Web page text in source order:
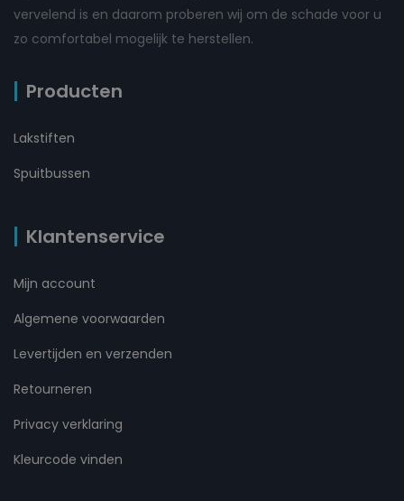
vervelend is en daarom proberen wij om de schade voor u
zo comfortabel mogelijk te herstellen.
Producten
Lakstiften
Spuitbussen
Klantenservice
Mijn account
Algemene voorwaarden
Levertijden en verzenden
Retourneren
Privacy verklaring
Kleurcode vinden